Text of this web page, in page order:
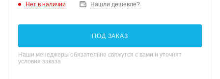
Нет в наличии Нашли дешевле?
ПОД ЗАКАЗ
Наши менеджеры обязательно свяжутся с вами и уточнят
условия заказа